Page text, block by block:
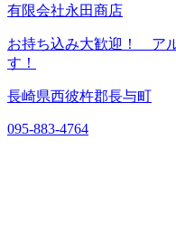
有限会社永田商店
お持ち込み大歓迎！ ア
す！
長崎県西彼杵郡長与町
095-883-4764